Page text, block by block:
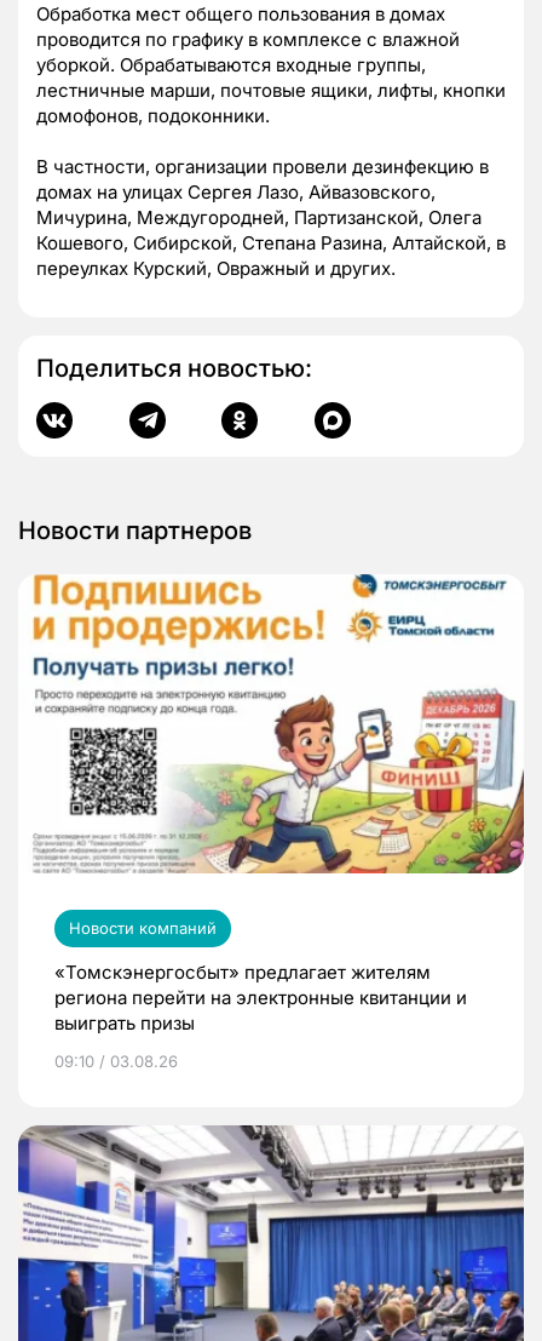
Обработка мест общего пользования в домах
проводится по графику в комплексе с влажной
уборкой. Обрабатываются входные группы,
лестничные марши, почтовые ящики, лифты, кнопки
домофонов, подоконники.
В частности, организации провели дезинфекцию в
домах на улицах Сергея Лазо, Айвазовского,
Мичурина, Междугородней, Партизанской, Олега
Кошевого, Сибирской, Степана Разина, Алтайской, в
переулках Курский, Овражный и других.
Поделиться новостью:
Новости партнеров
Новости компаний
«Томскэнергосбыт» предлагает жителям
региона перейти на электронные квитанции и
выиграть призы
09:10 / 03.08.26